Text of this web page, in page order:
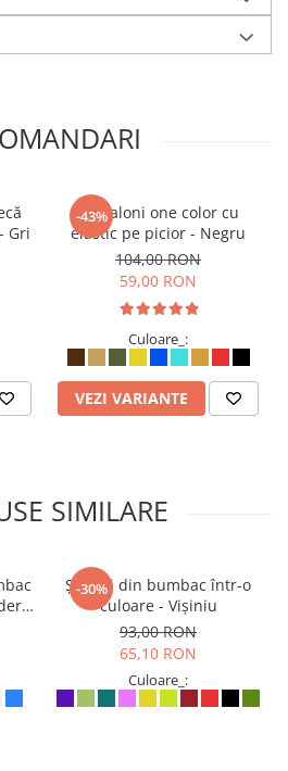
Gri
-43%
Pantaloni one color cu
elastic pe picior - Negru
104,00 RON
59,00 RON
Culoare_:
VEZI VARIANTE
SIMILARE
-30%
Șalvari din bumbac într-o
culoare - Vișiniu
93,00 RON
65,10 RON
Culoare_: